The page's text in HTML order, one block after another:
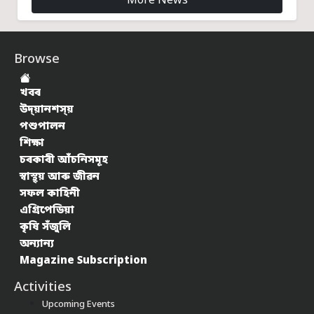
Browse
খবৰ
উদ্য়ানশস্য়
পশুপালন
শিক্ষা
চৰকাৰী আঁচনিসমূহ
স্বাস্থ্য় আৰু জীৱন
সফল কাহিনী
এগ্ৰিপেডিয়া
কৃষি সঁজুলি
অন্যান্য
Magazine Subscription
Activities
Upcoming Events